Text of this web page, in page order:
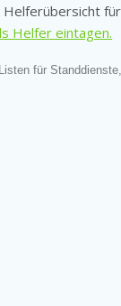
Helfer eintagen.
für